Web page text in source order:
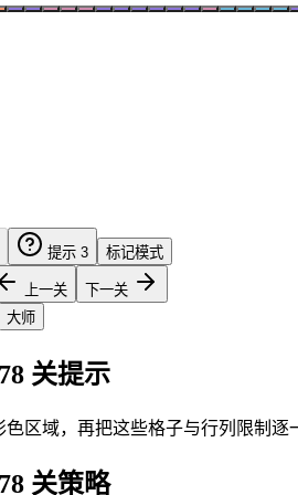
提示 3 标记模式
上一关
下一关
大师
关提示
区域，再把这些格子与行列限制逐
关策略